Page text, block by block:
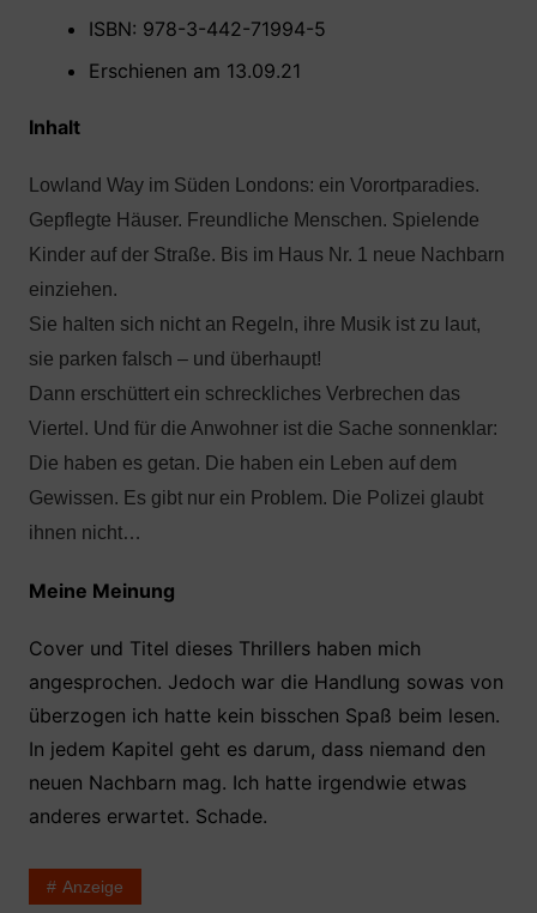
ISBN: 978-3-442-71994-5
Erschienen am 13.09.21
Inhalt
Lowland Way im Süden Londons: ein Vorortparadies.
Gepflegte Häuser. Freundliche Menschen. Spielende
Kinder auf der Straße. Bis im Haus Nr. 1 neue Nachbarn
einziehen.
Sie halten sich nicht an Regeln, ihre Musik ist zu laut,
sie parken falsch – und überhaupt!
Dann erschüttert ein schreckliches Verbrechen das
Viertel. Und für die Anwohner ist die Sache sonnenklar:
Die haben es getan. Die haben ein Leben auf dem
Gewissen. Es gibt nur ein Problem. Die Polizei glaubt
ihnen nicht…
Meine Meinung
Cover und Titel dieses Thrillers haben mich
angesprochen. Jedoch war die Handlung sowas von
überzogen ich hatte kein bisschen Spaß beim lesen.
In jedem Kapitel geht es darum, dass niemand den
neuen Nachbarn mag. Ich hatte irgendwie etwas
anderes erwartet. Schade.
Anzeige